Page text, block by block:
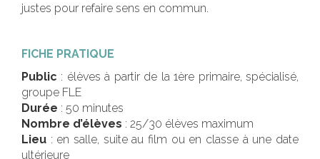
justes pour refaire sens en commun.
FICHE PRATIQUE
Public : élèves à partir de la 1ère primaire, spécialisé,
groupe FLE
Durée : 50 minutes
Nombre d’élèves : 25/30 élèves maximum
Lieu : en salle, suite au film ou en classe à une date
ultérieure